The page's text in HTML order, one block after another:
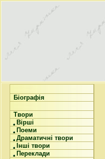
Біографія
Твори
Вірші
Поеми
Драматичні твори
Інші твори
Переклади